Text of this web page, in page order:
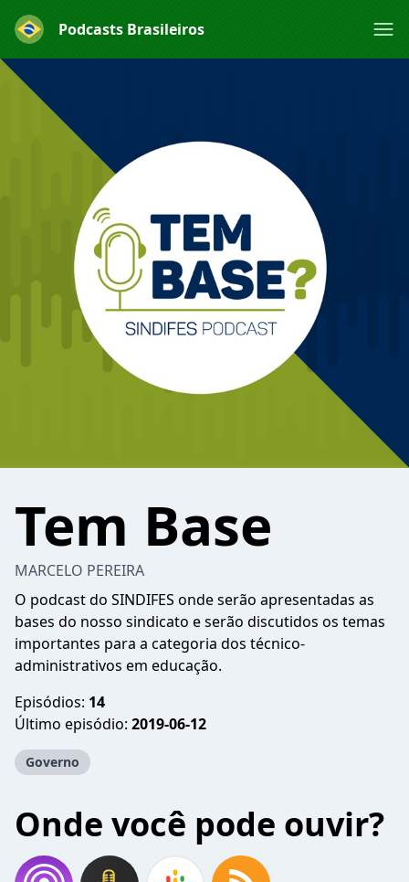
Podcasts Brasileiros
Tem Base
MARCELO PEREIRA
O podcast do SINDIFES onde serão apresentadas as
bases do nosso sindicato e serão discutidos os temas
importantes para a categoria dos técnico-
administrativos em educação.
Episódios: 14
Último episódio: 2019-06-12
Governo
Onde você pode ouvir?